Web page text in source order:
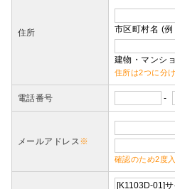
住所 市区町村名 (
建物・マンシ
住所は2つに分
電話番号 -
メールアドレス※
確認のため2度